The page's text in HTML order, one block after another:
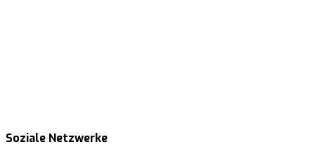
Soziale Netzwerke